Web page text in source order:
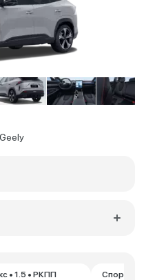
• 1.5 • РКПП
Спорт •